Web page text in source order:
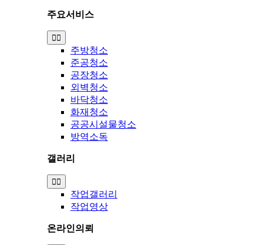
주요서비스
Toggle
Navigation
주방청소
준공청소
공장청소
외벽청소
바닥청소
화재청소
공공시설물청소
방역소독
갤러리
Toggle
Navigation
작업갤러리
작업영상
온라인의뢰